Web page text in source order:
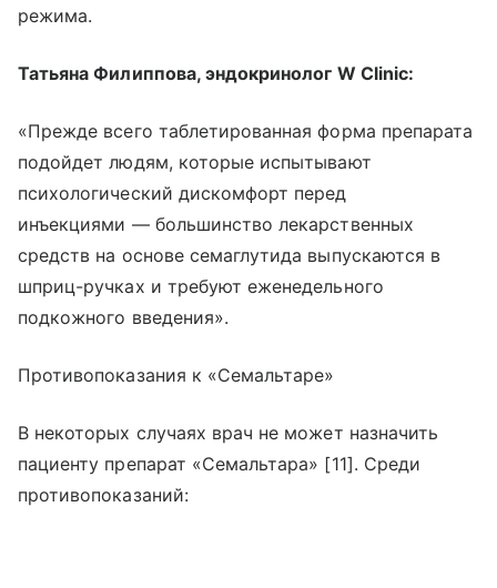
режима.
Татьяна Филиппова, эндокринолог W Clinic:
«Прежде всего таблетированная форма препарата
подойдет людям, которые испытывают
психологический дискомфорт перед
инъекциями — большинство лекарственных
средств на основе семаглутида выпускаются в
шприц-ручках и требуют еженедельного
подкожного введения».
Противопоказания к «Семальтаре»
В некоторых случаях врач не может назначить
пациенту препарат «Семальтара» [11]. Среди
противопоказаний: